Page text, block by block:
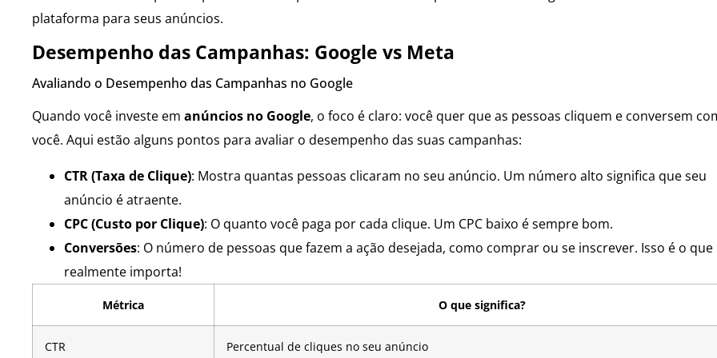
plataforma para seus anúncios.
Desempenho das Campanhas: Google vs Meta
Avaliando o Desempenho das Campanhas no Google
Quando você investe em anúncios no Google, o foco é claro: você quer que as pessoas cliquem e conversem
você. Aqui estão alguns pontos para avaliar o desempenho das suas campanhas:
CTR (Taxa de Clique): Mostra quantas pessoas clicaram no seu anúncio. Um número alto significa que seu
anúncio é atraente.
CPC (Custo por Clique): O quanto você paga por cada clique. Um CPC baixo é sempre bom.
Conversões: O número de pessoas que fazem a ação desejada, como comprar ou se inscrever. Isso é o que
realmente importa!
Métrica O que significa?
CTR Percentual de cliques no seu anúncio